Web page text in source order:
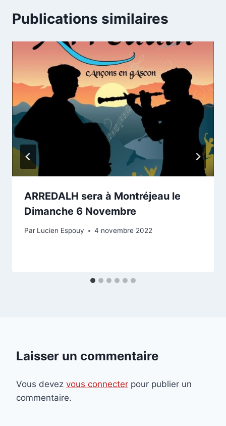
Publications similaires
ARREDALH sera à Montréjeau le
Dimanche 6 Novembre
Par Lucien Espouy 4 novembre 2022
Laisser un commentaire
Vous devez vous connecter pour publier un
commentaire.